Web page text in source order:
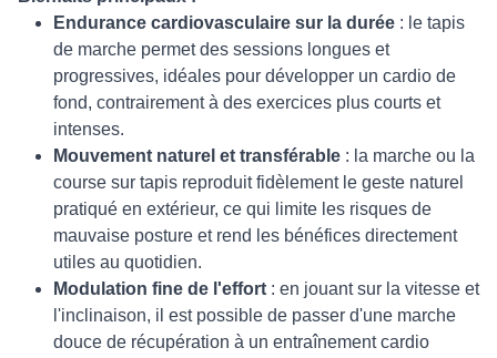
Endurance cardiovasculaire sur la durée : le tapis
de marche permet des sessions longues et
progressives, idéales pour développer un cardio de
fond, contrairement à des exercices plus courts et
intenses.
Mouvement naturel et transférable : la marche ou la
course sur tapis reproduit fidèlement le geste naturel
pratiqué en extérieur, ce qui limite les risques de
mauvaise posture et rend les bénéfices directement
utiles au quotidien.
Modulation fine de l'effort : en jouant sur la vitesse et
l'inclinaison, il est possible de passer d'une marche
douce de récupération à un entraînement cardio